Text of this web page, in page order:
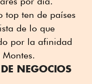
top ten de países
de lo que
por la afinidad
NEGOCIOS